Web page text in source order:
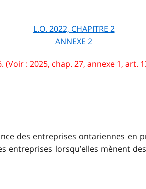
L.O. 2022, CHAPITRE 2
ANNEXE 2
: 2025, chap. 27, annexe 1, art.
des entreprises ontariennes en
entreprises lorsqu’elles mènent